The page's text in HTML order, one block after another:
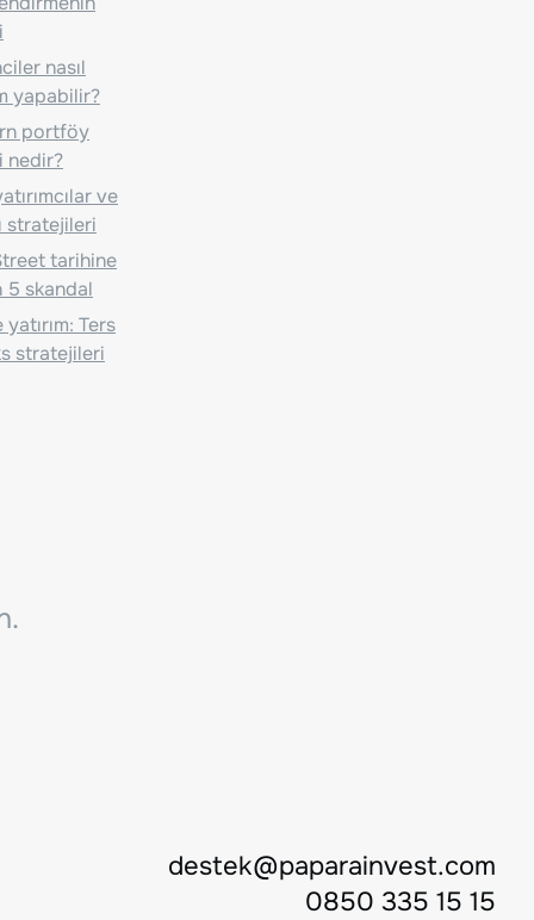
nasıl
yapabilir?
portföy
nedir?
ve
stratejileri
tarihine
5 skandal
Ters
stratejileri
destek@paparainvest.com
0850 335 15 15